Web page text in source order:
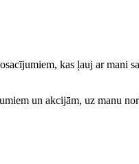
kas ļauj ar mani
un akcijām, uz manu